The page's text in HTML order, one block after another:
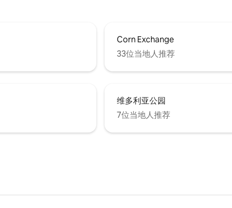
Corn Exchange
33位当地人推荐
维多利亚公园
7位当地人推荐